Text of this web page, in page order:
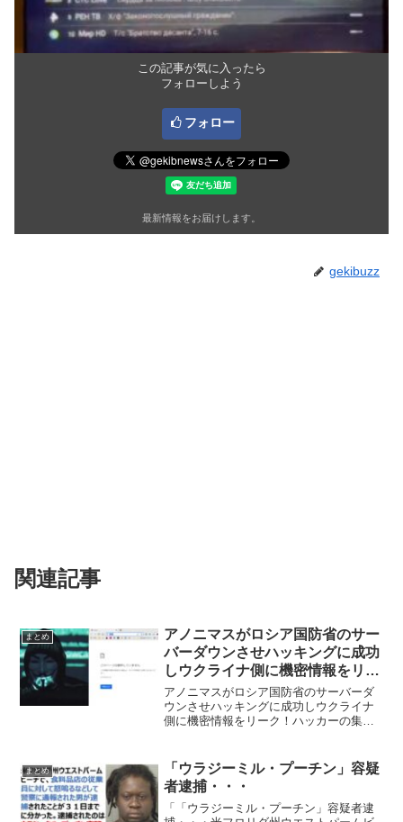
この記事が気に入ったら
フォローしよう
フォロー
最新情報をお届けします。
gekibuzz
関連記事
まとめ
アノニマスがロシア国防省のサー
バーダウンさせハッキングに成功
しウクライナ側に機密情報をリー
ク！
アノニマスがロシア国防省のサーバーダ
ウンさせハッキングに成功しウクライナ
側に機密情報をリーク！ハッカーの集合
して、軍の移動情報や軍人の個人情報な
どを遅漏させウク...
まとめ
「ウラジーミル・プーチン」容疑
者逮捕・・・
「「ウラジーミル・プーチン」容疑者逮